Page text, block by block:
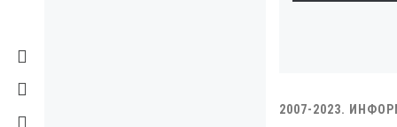
2007-2023.